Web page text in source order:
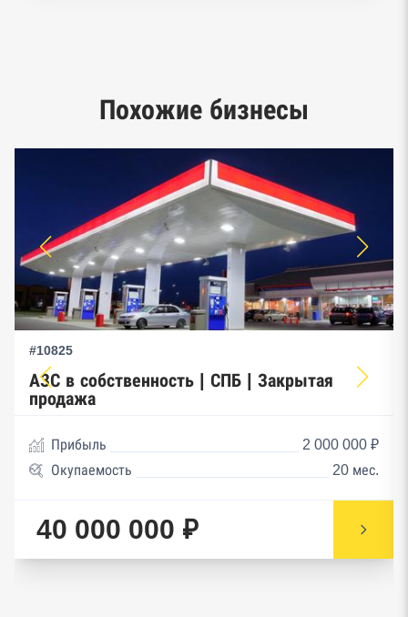
Единый реестр малого и среднего
Похожие бизнесы
#10825
АЗС в собственность | СПБ | Закрытая
продажа
Прибыль
2 000 000 ₽
Окупаемость
20 мес.
40 000 000 ₽